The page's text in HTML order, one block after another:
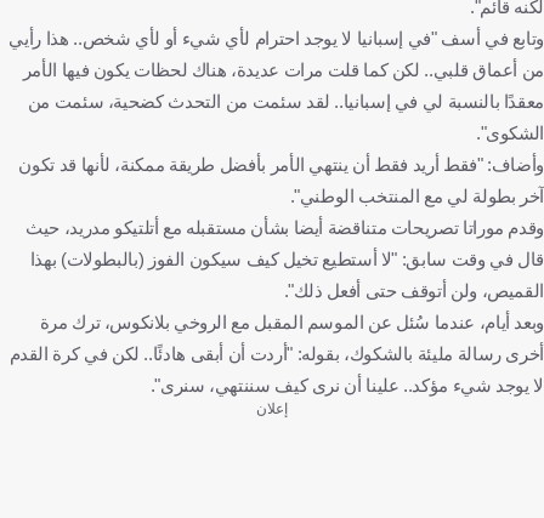
لكنه قائم".
وتابع في أسف "في إسبانيا لا يوجد احترام لأي شيء أو لأي شخص.. هذا رأيي
من أعماق قلبي.. لكن كما قلت مرات عديدة، هناك لحظات يكون فيها الأمر
معقدًا بالنسبة لي في إسبانيا.. لقد سئمت من التحدث كضحية، سئمت من
الشكوى".
وأضاف: "فقط أريد فقط أن ينتهي الأمر بأفضل طريقة ممكنة، لأنها قد تكون
آخر بطولة لي مع المنتخب الوطني".
وقدم موراتا تصريحات متناقضة أيضا بشأن مستقبله مع أتلتيكو مدريد، حيث
قال في وقت سابق: "لا أستطيع تخيل كيف سيكون الفوز (بالبطولات) بهذا
القميص، ولن أتوقف حتى أفعل ذلك".
وبعد أيام، عندما سُئل عن الموسم المقبل مع الروخي بلانكوس، ترك مرة
أخرى رسالة مليئة بالشكوك، بقوله: "أردت أن أبقى هادئًا.. لكن في كرة القدم
لا يوجد شيء مؤكد.. علينا أن نرى كيف سننتهي، سنرى".
إعلان